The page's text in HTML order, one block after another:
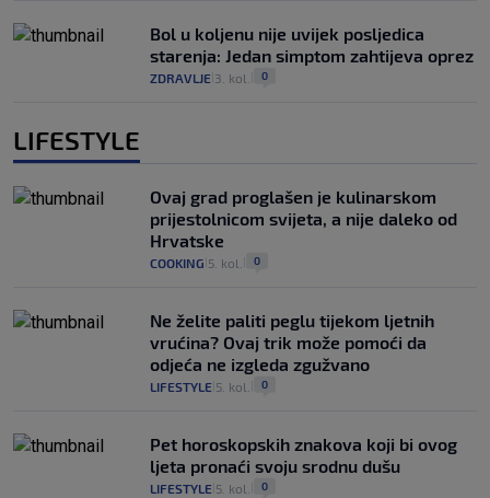
Bol u koljenu nije uvijek posljedica
starenja: Jedan simptom zahtijeva oprez
ZDRAVLJE 3. kol. 0
LIFESTYLE
Ovaj grad proglašen je kulinarskom
prijestolnicom svijeta, a nije daleko od
Hrvatske
COOKING 5. kol. 0
Ne želite paliti peglu tijekom ljetnih
vrućina? Ovaj trik može pomoći da
odjeća ne izgleda zgužvano
LIFESTYLE 5. kol. 0
Pet horoskopskih znakova koji bi ovog
ljeta pronaći svoju srodnu dušu
LIFESTYLE 5. kol. 0